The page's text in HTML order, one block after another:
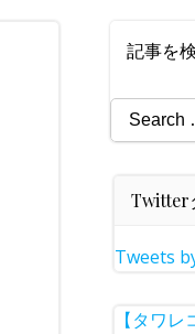
記事を
Search
for:
Twitter
Tweets
【タワ